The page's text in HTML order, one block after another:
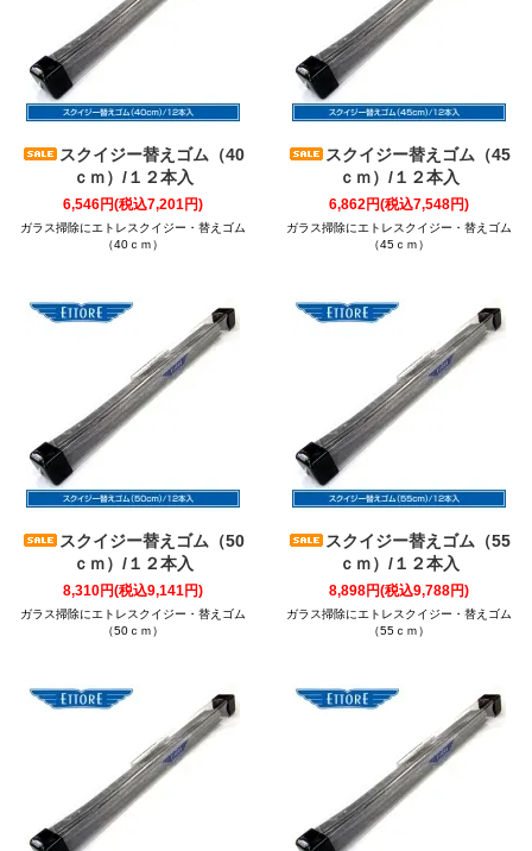
スクイジー替えゴム（40
ｃｍ）/１２本入
6,546円(税込7,201円)
ガラス掃除にエトレスクイジー・替えゴム
（40ｃｍ）
スクイジー替えゴム（45
ｃｍ）/１２本入
6,862円(税込7,548円)
ガラス掃除にエトレスクイジー・替えゴム
（45ｃｍ）
スクイジー替えゴム（50
ｃｍ）/１２本入
8,310円(税込9,141円)
ガラス掃除にエトレスクイジー・替えゴム
（50ｃｍ）
スクイジー替えゴム（55
ｃｍ）/１２本入
8,898円(税込9,788円)
ガラス掃除にエトレスクイジー・替えゴム
（55ｃｍ）